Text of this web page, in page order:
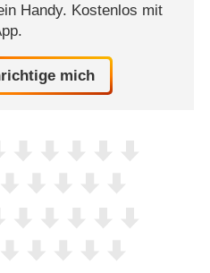
Handy. Kostenlos mit
mich